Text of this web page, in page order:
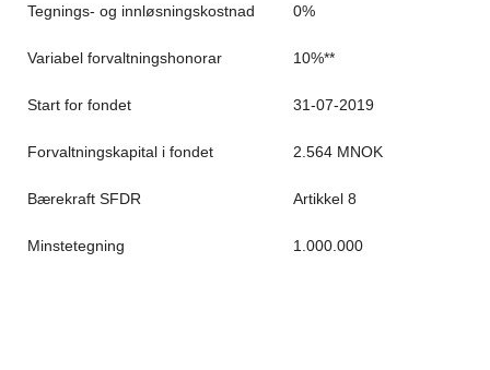
Tegnings- og innløsningskostnad 0%
Variabel forvaltningshonorar 10%**
Start for fondet 31-07-2019
Forvaltningskapital i fondet 2.564 MNOK
Bærekraft SFDR Artikkel 8
Minstetegning 1.000.000